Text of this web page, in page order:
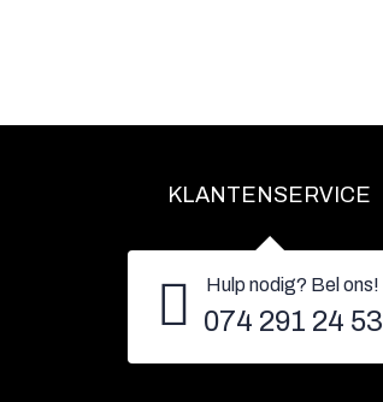
KLANTENSERVICE
Hulp nodig? Bel ons!
074 291 24 53